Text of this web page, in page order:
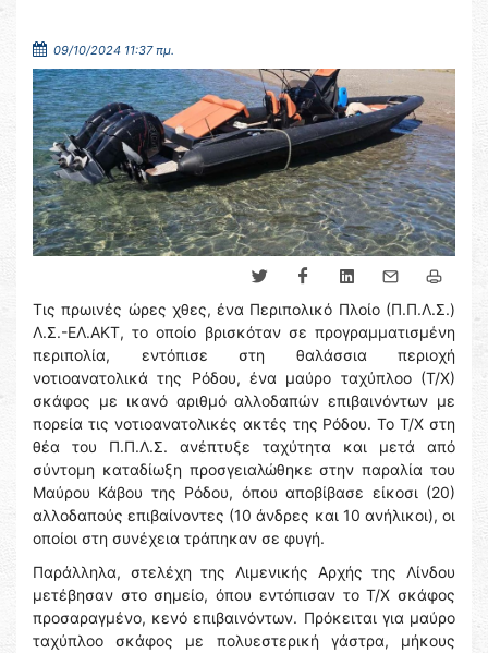
09/10/2024 11:37 πμ.
Τις πρωινές ώρες χθες, ένα Περιπολικό Πλοίο (Π.Π.Λ.Σ.)
Λ.Σ.-ΕΛ.ΑΚΤ, το οποίο βρισκόταν σε προγραμματισμένη
περιπολία, εντόπισε στη θαλάσσια περιοχή
νοτιοανατολικά της Ρόδου, ένα μαύρο ταχύπλοο (Τ/Χ)
σκάφος με ικανό αριθμό αλλοδαπών επιβαινόντων με
πορεία τις νοτιοανατολικές ακτές της Ρόδου. Το Τ/Χ στη
θέα του Π.Π.Λ.Σ. ανέπτυξε ταχύτητα και μετά από
σύντομη καταδίωξη προσγειαλώθηκε στην παραλία του
Μαύρου Κάβου της Ρόδου, όπου αποβίβασε είκοσι (20)
αλλοδαπούς επιβαίνοντες (10 άνδρες και 10 ανήλικοι), οι
οποίοι στη συνέχεια τράπηκαν σε φυγή.
Παράλληλα, στελέχη της Λιμενικής Αρχής της Λίνδου
μετέβησαν στο σημείο, όπου εντόπισαν το Τ/Χ σκάφος
προσαραγμένο, κενό επιβαινόντων. Πρόκειται για μαύρο
ταχύπλοο σκάφος με πολυεστερική γάστρα, μήκους